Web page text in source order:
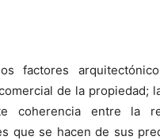
factores
de la propiedad;
coherencia entre la
que se hacen de sus